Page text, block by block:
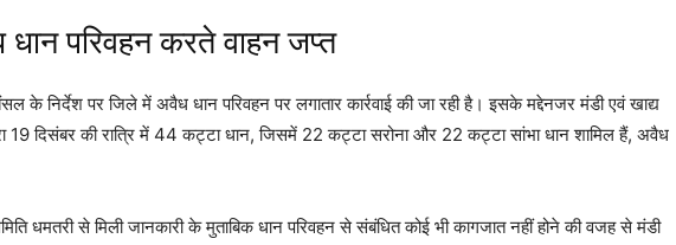
परिवहन करते वाहन जप्त
के निर्देश पर जिले में अवैध धान परिवहन पर लगातार कार्रवाई की जा रही है। इसके मद्देनजर मंडी एवं खाद्य
19 दिसंबर की रात्रि में 44 कट्टा धान, जिसमें 22 कट्टा सरोना और 22 कट्टा सांभा धान शामिल हैं, अवैध
धमतरी से मिली जानकारी के मुताबिक धान परिवहन से संबंधित कोई भी कागजात नहीं होने की वजह से मंडी